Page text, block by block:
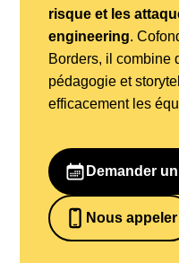
risque et les
engineering.
Borders, il combine
pédagogie et
efficacement les
Demander
Nous appeler
0652698481